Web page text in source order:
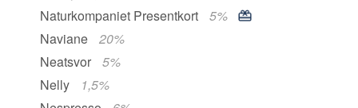
Naturkompaniet Presentkort
5%
Naviane
20%
Neatsvor
5%
Nelly
1,5%